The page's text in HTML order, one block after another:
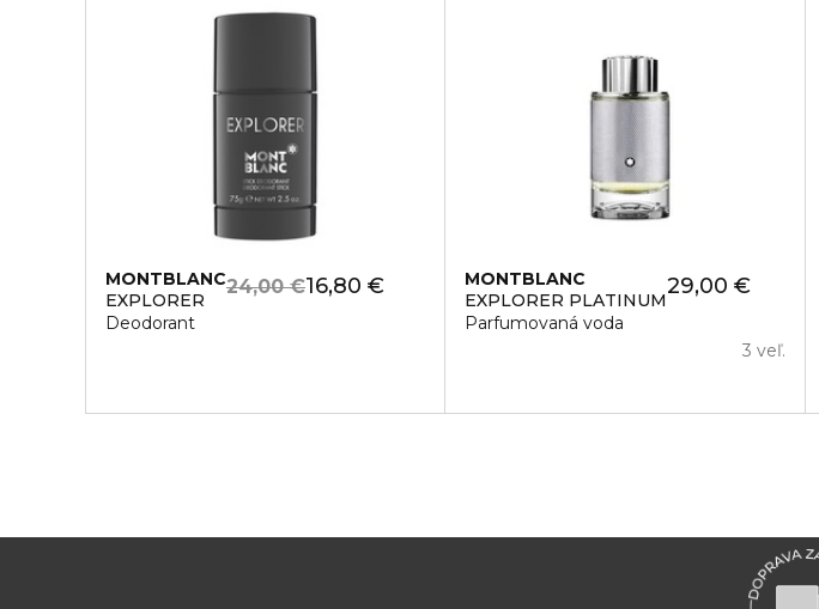
MONTBLANC
EXPLORER
Deodorant
16,80 €
24,00 €
MONTBLANC
EXPLORER PLATINUM
Parfumovaná voda
29,00 €
3 veľ.